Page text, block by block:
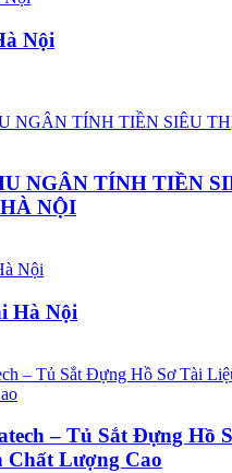
Nội
NGÂN TÍNH TIỀN
NỘI
Hà Nội
– Tủ Sắt Đựng Hồ
Chất Lượng Cao